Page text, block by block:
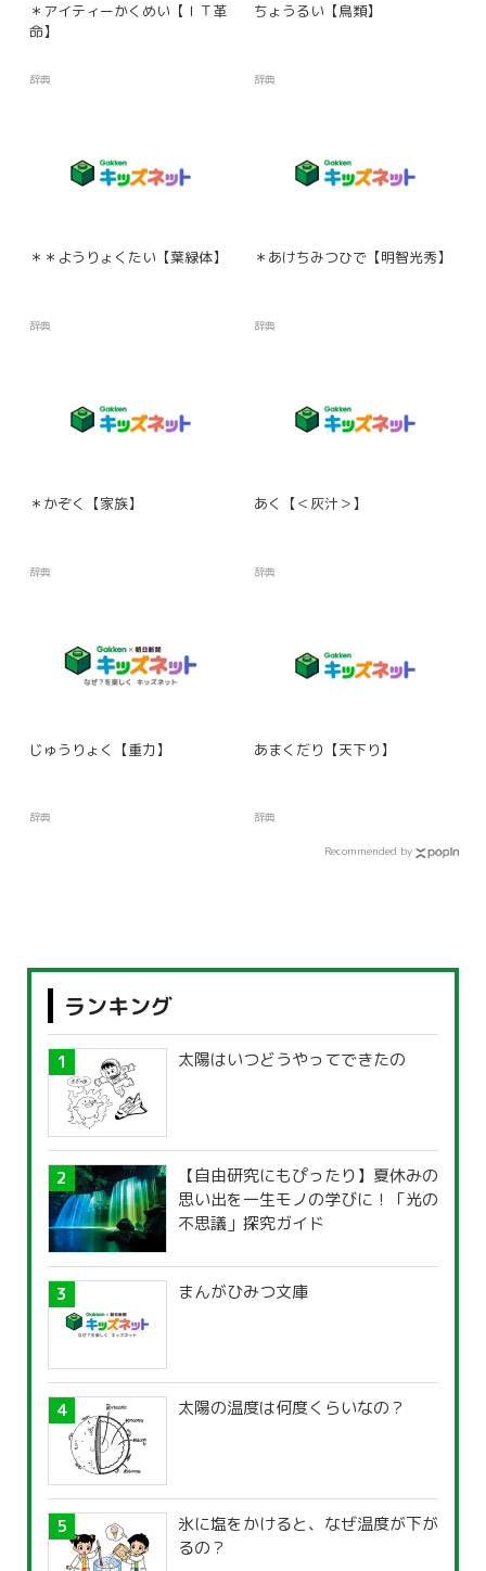
＊アイティーかくめい【ＩＴ革
命】
辞典
ちょうるい【鳥類】
辞典
＊＊ようりょくたい【葉緑体】
辞典
＊あけちみつひで【明智光秀】
辞典
＊かぞく【家族】
辞典
あく【＜灰汁＞】
辞典
じゅうりょく【重力】
辞典
あまくだり【天下り】
辞典
Recommended by
ランキング
太陽はいつどうやってできたの
【自由研究にもぴったり】夏休みの
思い出を一生モノの学びに！「光の
不思議」探究ガイド
まんがひみつ文庫
太陽の温度は何度くらいなの？
氷に塩をかけると、なぜ温度が下が
るの？